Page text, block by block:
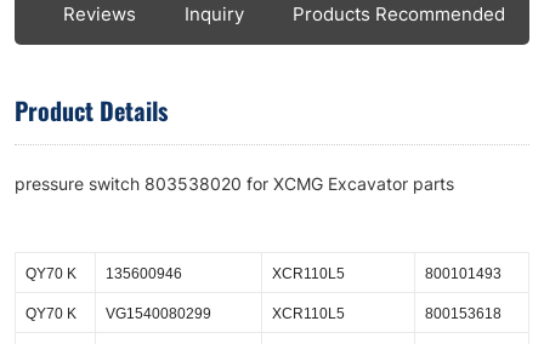
Reviews Inquiry Products Recommended
Product Details
pressure switch 803538020 for XCMG Excavator parts
QY70 K 135600946 XCR110L5 800101493
QY70 K VG1540080299 XCR110L5 800153618